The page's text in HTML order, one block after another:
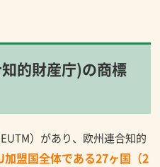
的財産庁)の商標
）があり、欧州連合知的
加盟国全体である27ヶ国（2